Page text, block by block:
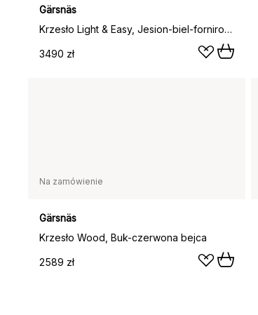
Gärsnäs
Krzesło Light & Easy, Jesion-biel-fornirowane siedzisko
3490 zł
Na zamówienie
Gärsnäs
Krzesło Wood, Buk-czerwona bejca
2589 zł